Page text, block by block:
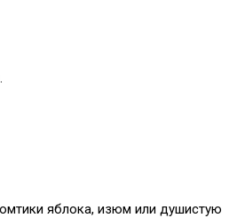
яблока, изюм или душистую